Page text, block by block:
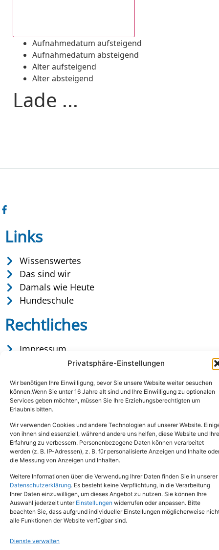
Privatsphäre-Einstellungen
Wir benötigen Ihre Einwilligung, bevor Sie unsere Website weiter besuchen
können.Wenn Sie unter 16 Jahre alt sind und Ihre Einwilligung zu optionalen
Services geben möchten, müssen Sie Ihre Erziehungsberechtigten um
Erlaubnis bitten.
Wir verwenden Cookies und andere Technologien auf unserer Website.
von ihnen sind essenziell, während andere uns helfen, diese Website und Ihre
Erfahrung zu verbessern. Personenbezogene Daten können verarbeitet
werden (z. B. IP-Adressen), z. B. für personalisierte Anzeigen und Inhalte
die Messung von Anzeigen und Inhalten.
Weitere Informationen über die Verwendung Ihrer Daten finden Sie in unserer
Datenschutzerklärung. Es besteht keine Verpflichtung, in die Verarbeitung
Ihrer Daten einzuwilligen, um dieses Angebot zu nutzen. Sie können Ihre
Auswahl jederzeit unter Einstellungen widerrufen oder anpassen. Bitte
beachten Sie, dass aufgrund individueller Einstellungen möglicherweise
alle Funktionen der Website verfügbar sind.
Dienste verwalten
Aufnahmedatum aufsteigend
Aufnahmedatum absteigend
Alter aufsteigend
Alter absteigend
Lade ...
Links
Wissenswertes
Das sind wir
Damals wie Heute
Hundeschule
Rechtliches
Impressum
Datenschutz
Copyright © 2024. Alle Rechte vorbehalten.
Tel.: (02651) - 77438info@tierheim-mayen.de
In der Pluns 1, 56727 Mayen